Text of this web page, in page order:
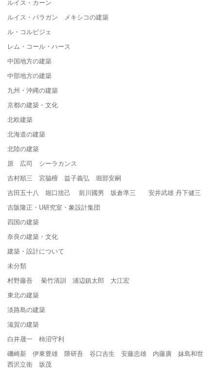
ルイス・カーン
ルイス・バラガン メキシコの建築
ル・コルビジェ
レム・コール・ハース
中国地方の建築
中部地方の建築
九州・沖縄の建築
京都の建築・文化
北欧建築
北海道の建築
北陸の建築
原 広司 シーラカンス
吉村順三 宮脇檀 益子義弘 堀部安嗣
吉田五十八 堀口捨己 前川國男 坂倉準三 安井武雄 丹下健三
吉阪隆正・U研究室・象設計集団
四国の建築
奈良の建築・文化
建築・設計について
未分類
村野藤吾 菊竹清訓 浦辺鎮太郎 大江宏
東北の建築
淡路島の建築
滋賀の建築
白井晟一 柿沼守利
磯崎新 伊東豊雄 隈研吾 谷口吉生 安藤忠雄 内藤廣 妹島和世
西沢立衛 坂茂